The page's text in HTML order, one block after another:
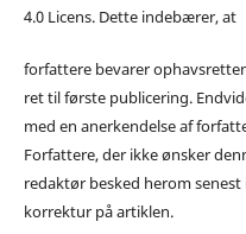
4.0 Licens. Dette indebærer, at
forfattere bevarer
ret til første publicering.
med en anerkendelse af
Forfattere, der ikke ønsker
redaktør besked herom
korrektur på artiklen.